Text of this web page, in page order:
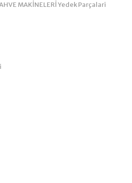
MAKİNELERİ Yedek Parçalari